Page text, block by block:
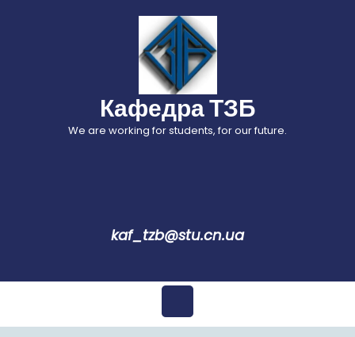
Кафедра ТЗБ
We are working for students, for our future.
kaf_tzb@stu.cn.ua